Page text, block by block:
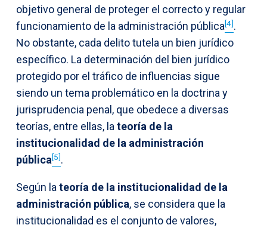
objetivo general de proteger el correcto y regular
funcionamiento de la administración pública[4].
No obstante, cada delito tutela un bien jurídico
específico. La determinación del bien jurídico
protegido por el tráfico de influencias sigue
siendo un tema problemático en la doctrina y
jurisprudencia penal, que obedece a diversas
teorías, entre ellas, lateoría de la
institucionalidad de la administración
pública[5].
Según lateoría de la institucionalidad de la
administración pública, se considera que la
institucionalidad es el conjunto de valores,